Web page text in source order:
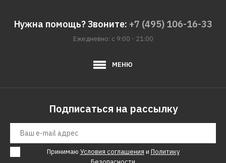
Нужна помощь? Звоните: +7 (495) 106-16-33
Ежедневно: с 9:00 - 21:00
МЕНЮ
Подписаться на рассылку
Принимаю Условия соглашения и Политику